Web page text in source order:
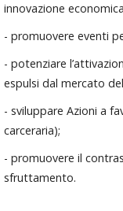
innovazione
- promuovere eventi
- potenziare
espulsi dal mercato
- sviluppare Azioni a
carceraria);
- promuovere il
sfruttamento.